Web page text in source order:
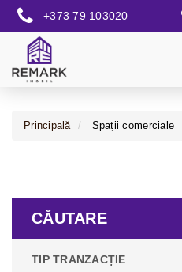
+373 79 103020
Principală Spații comerciale
CĂUTARE
TIP TRANZACȚIE